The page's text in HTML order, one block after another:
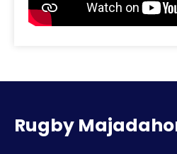
Rugby